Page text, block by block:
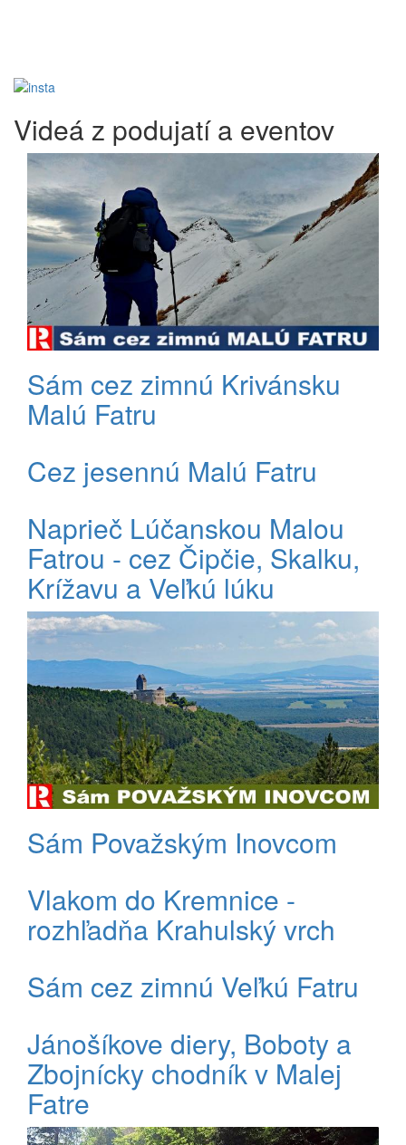
Videá z podujatí a eventov
Sám cez zimnú Krivánsku
Malú Fatru
Cez jesennú Malú Fatru
Naprieč Lúčanskou Malou
Fatrou - cez Čipčie, Skalku,
Krížavu a Veľkú lúku
Sám Považským Inovcom
Vlakom do Kremnice -
rozhľadňa Krahulský vrch
Sám cez zimnú Veľkú Fatru
Jánošíkove diery, Boboty a
Zbojnícky chodník v Malej
Fatre